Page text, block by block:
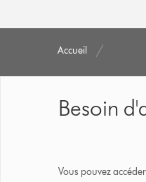
Accueil
Besoin
Vous pouvez